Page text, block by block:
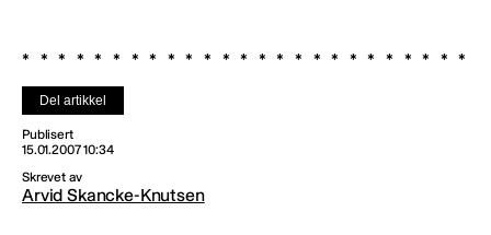
Del artikkel
Publisert
15.01.2007 10:34
Skrevet av
Arvid Skancke-Knutsen